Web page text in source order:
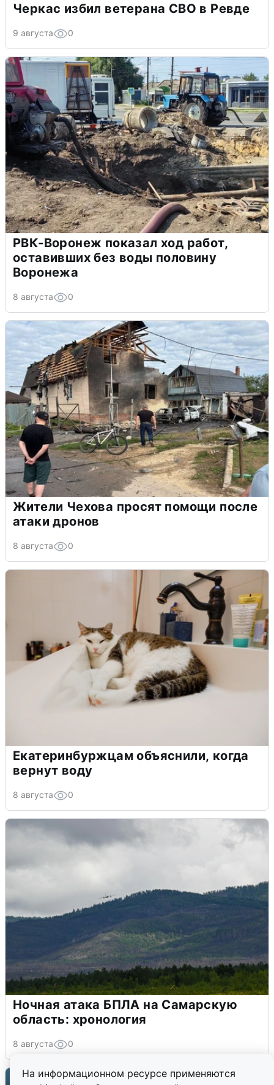
На информационном ресурсе применяются
Черкас избил ветерана СВО в Ревде
9 августа 0
РВК-Воронеж показал ход работ,
оставивших без воды половину
Воронежа
8 августа 0
Жители Чехова просят помощи после
атаки дронов
8 августа 0
Екатеринбуржцам объяснили, когда
вернут воду
8 августа 0
Ночная атака БПЛА на Самарскую
область: хронология
8 августа 0